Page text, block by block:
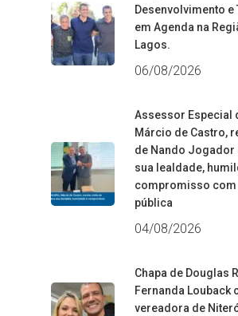
Desenvolvimento e
em Agenda na
Lagos.
06/08/2026
Assessor Especial
Márcio de Castro,
de Nando Jogador
sua lealdade,
compromisso com
pública
04/08/2026
Chapa de Douglas
Fernanda Louback
vereadora de